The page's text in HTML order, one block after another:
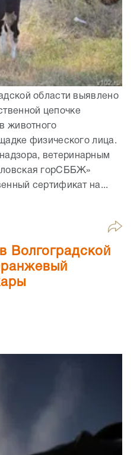
области выявлено
цепочке
животного
физического лица.
ветеринарным
горСББЖ»
сертификат на...
Волгоградской